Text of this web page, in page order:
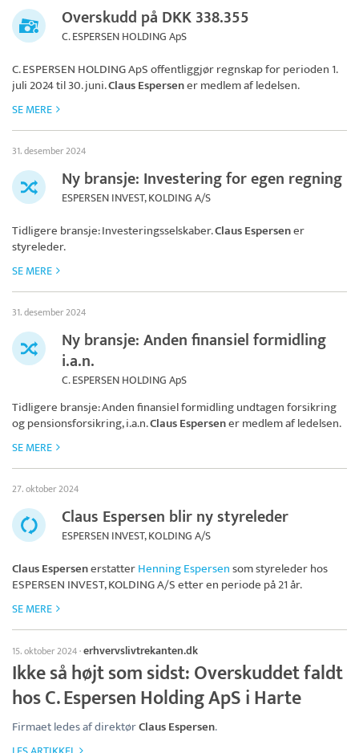
Overskudd på DKK 338.355
C. ESPERSEN HOLDING ApS
C. ESPERSEN HOLDING ApSoffentliggjør regnskap for perioden 1.
juli 2024 til 30. juni.Claus Espersener medlem af ledelsen.
SE MERE
31. desember 2024
Ny bransje: Investering for egen regning
ESPERSEN INVEST, KOLDING A/S
Tidligere bransje: Investeringsselskaber.Claus Espersener
styreleder.
SE MERE
31. desember 2024
Ny bransje: Anden finansiel formidling
i.a.n.
C. ESPERSEN HOLDING ApS
Tidligere bransje: Anden finansiel formidling undtagen forsikring
og pensionsforsikring, i.a.n.Claus Espersener medlem af ledelsen.
SE MERE
27. oktober 2024
Claus Espersen blir ny styreleder
ESPERSEN INVEST, KOLDING A/S
Claus EspersenerstatterHenning Espersensom styreleder hos
ESPERSEN INVEST, KOLDING A/Setter en periode på 21 år.
SE MERE
15. oktober 2024·erhvervslivtrekanten.dk
Ikke så højt som sidst: Overskuddet faldt
hos C. Espersen Holding ApS i Harte
Firmaet ledes af direktørClaus Espersen.